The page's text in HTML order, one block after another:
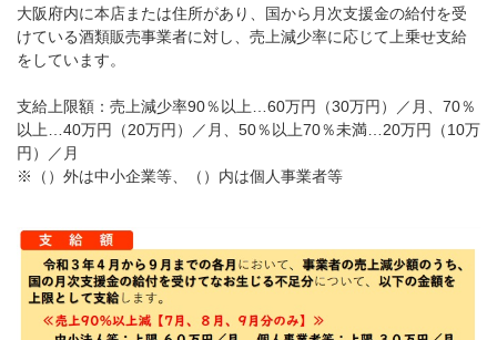
大阪府内に本店または住所があり、国から月次支援金の給付を受
けている酒類販売事業者に対し、売上減少率に応じて上乗せ支給
をしています。
支給上限額：売上減少率90％以上…60万円（30万円）／月、70％
以上…40万円（20万円）／月、50％以上70％未満…20万円（10万
円）／月
※（）外は中小企業等、（）内は個人事業者等